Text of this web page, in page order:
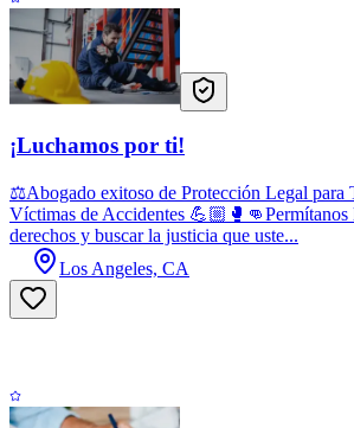
¡Luchamos por ti!
⚖️Abogado exitoso de Protección Legal para
Víctimas de Accidentes 💪🏼🥊👊Permítanos
derechos y buscar la justicia que uste...
Los Angeles, CA